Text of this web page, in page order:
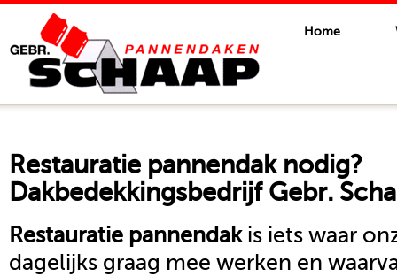
Home
Restauratie pannendaknodig?
Dakbedekkingsbedrijf Gebr.
Restauratie pannendakis iets waar
dagelijks graag mee werken en